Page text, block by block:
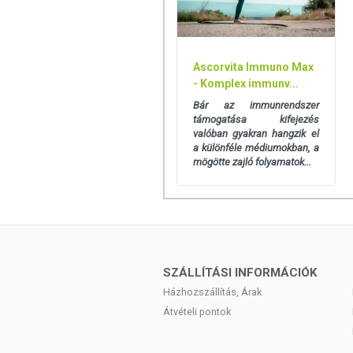
Céljuk a hagyományos étrend
lehetnek, melyek egyénenként
Ez a termék nem helyettesíti a
kezelőorvosával. Az ajánlott napi
bármelyikére érzékeny vagy allergiás,
Ascorvita Immuno Max
- Komplex immunv...
Bár az immunrendszer
támogatása kifejezés
valóban gyakran hangzik el
a különféle médiumokban, a
mögötte zajló folyamatok...
SZÁLLÍTÁSI INFORMÁCIÓK
Házhozszállítás, Árak
Átvételi pontok